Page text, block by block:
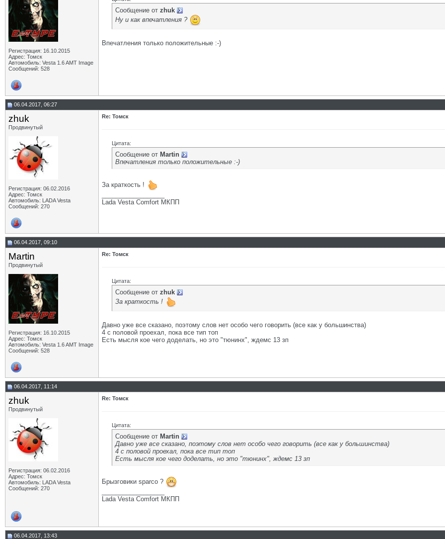
Регистрация: 16.10.2015
Адрес: Томск
Автомобиль: Vesta 1.6 AMT Image
Сообщений: 528
Сообщение от zhuk
Ну и как впечатления ?
Впечатления только положительные :-)
06.04.2017, 06:27
zhuk
Продвинутый
Регистрация: 06.02.2016
Адрес: Томск
Автомобиль: LADA Vesta
Сообщений: 270
Re: Томск
Цитата:
Сообщение от Martin
Впечатления только положительные :-)
За краткость !
Lada Vesta Comfort МКПП
06.04.2017, 09:10
Martin
Продвинутый
Регистрация: 16.10.2015
Адрес: Томск
Автомобиль: Vesta 1.6 AMT Image
Сообщений: 528
Re: Томск
Цитата:
Сообщение от zhuk
За краткость !
Давно уже все сказано, поэтому слов нет особо чего говорить (все как у большинства)
4 с половой проехал, пока все тип топ
Есть мысля кое чего доделать, но это "тюнинх", ждемс 13 зп
06.04.2017, 11:14
zhuk
Продвинутый
Регистрация: 06.02.2016
Адрес: Томск
Автомобиль: LADA Vesta
Сообщений: 270
Re: Томск
Цитата:
Сообщение от Martin
Давно уже все сказано, поэтому слов нет особо чего говорить (все как у большинства)
4 с половой проехал, пока все тип топ
Есть мысля кое чего доделать, но это "тюнинх", ждемс 13 зп
Брызговики sparco ?
Lada Vesta Comfort МКПП
06.04.2017, 13:43